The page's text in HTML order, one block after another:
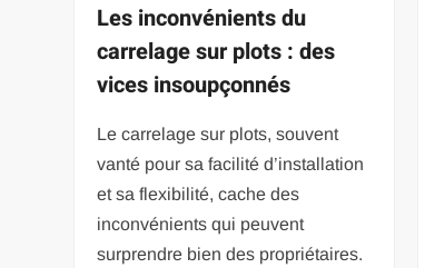
Les inconvénients du
carrelage sur plots : des
vices insoupçonnés
Le carrelage sur plots, souvent
vanté pour sa facilité d’installation
et sa flexibilité, cache des
inconvénients qui peuvent
surprendre bien des propriétaires.